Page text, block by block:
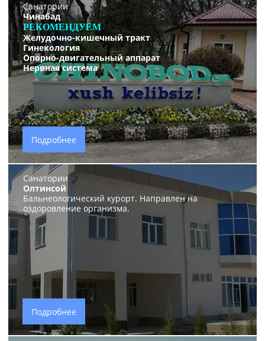
Санатории
Чинабад
РЕКОМЕНДУЕМ
Желудочно-кишечный тракт
Гинекология
Опорно-двигательный аппарат
Нервная система
Подробнее
Санатории
Олтинсой
Бальнеологический курорт. Направлен на
оздоровление организма.
Подробнее